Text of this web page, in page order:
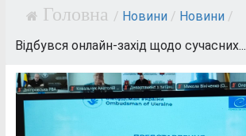
/ Новини / Новини /
Відбувся онлайн-захід щодо сучасних...